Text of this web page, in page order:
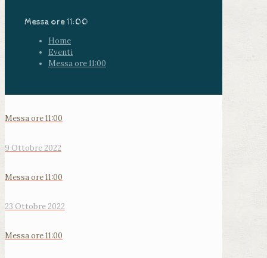
Messa ore 11:00
Home
Eventi
Messa ore 11:00
Messa ore 11:00
9 Ottobre 2022
Messa ore 11:00
23 Ottobre 2022
Messa ore 11:00